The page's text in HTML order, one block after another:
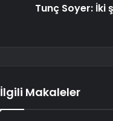
Tunç Soyer: İki
İlgili Makaleler